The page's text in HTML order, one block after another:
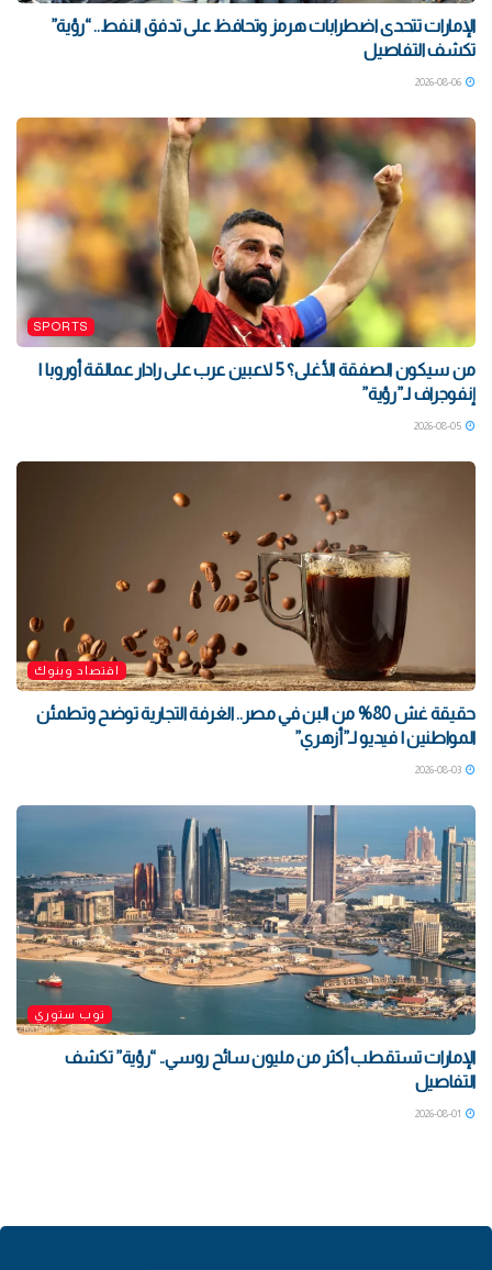
الإمارات تتحدى اضطرابات هرمز وتحافظ على تدفق النفط.. “رؤية”
تكشف التفاصيل
SPORTS
من سيكون الصفقة الأغلى؟ 5 لاعبين عرب على رادار عمالقة أوروبا |
إنفوجراف لـ”رؤية”
اقتصاد وبنوك
حقيقة غش 80% من البن في مصر.. الغرفة التجارية توضح وتطمئن
المواطنين | فيديو لـ”أزهري”
توب ستوري
الإمارات تستقطب أكثر من مليون سائح روسي.. “رؤية” تكشف
التفاصيل